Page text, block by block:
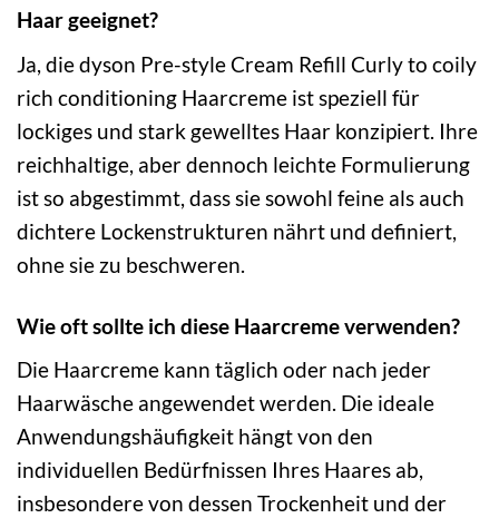
Haar geeignet?
Ja, die dyson Pre-style Cream Refill Curly to coily
rich conditioning Haarcreme ist speziell für
lockiges und stark gewelltes Haar konzipiert. Ihre
reichhaltige, aber dennoch leichte Formulierung
ist so abgestimmt, dass sie sowohl feine als auch
dichtere Lockenstrukturen nährt und definiert,
ohne sie zu beschweren.
Wie oft sollte ich diese Haarcreme verwenden?
Die Haarcreme kann täglich oder nach jeder
Haarwäsche angewendet werden. Die ideale
Anwendungshäufigkeit hängt von den
individuellen Bedürfnissen Ihres Haares ab,
insbesondere von dessen Trockenheit und der